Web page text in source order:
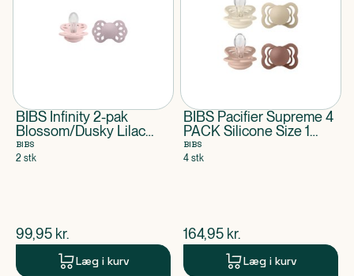
BIBS Infinity 2-pak
Blossom/Dusky Lilac
Size 1
BIBS
2 stk
$nuværende pris
99,95 kr.
Læg i kurv
BIBS Pacifier Supreme 4
PACK Silicone Size 1
Ivory/Vanilla/Blush/
BIBS
4 stk
$nuværende pris
164,95 kr.
Læg i kurv